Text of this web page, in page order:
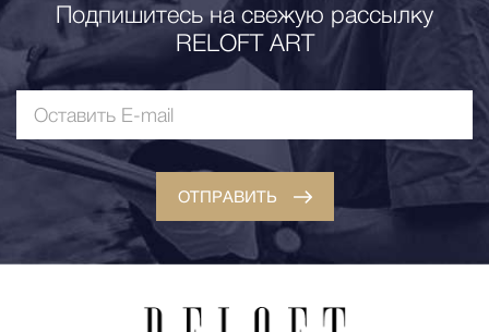
Подпишитесь на свежую рассылку
RELOFT ART
ОТПРАВИТЬ